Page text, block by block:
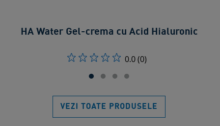
HA Water Gel-crema cu Acid Hialuronic​
0.0(0)
VEZI TOATE PRODUSELE